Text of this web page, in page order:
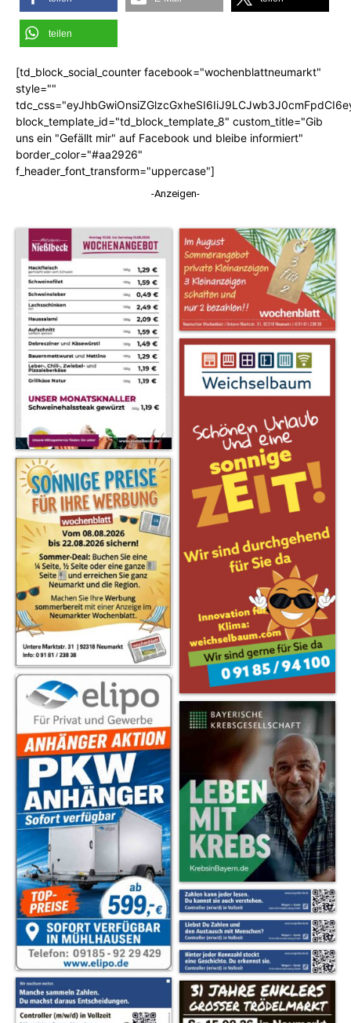
teilen
[td_block_social_counter facebook="wochenblattneumarkt"
style=""
block_template_id="td_block_template_8" custom_title="Gib
uns ein "Gefällt mir" auf Facebook und bleibe informiert"
border_color="#aa2926"
f_header_font_transform="uppercase"]
-Anzeigen-